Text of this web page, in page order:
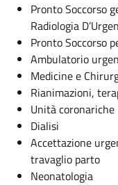
Pronto Soccorso
Radiologia
Pronto Soccorso
Ambulatorio
Medicine e
Rianimazioni,
Unità coronariche
Dialisi
Accettazione
travaglio parto
Neonatologia